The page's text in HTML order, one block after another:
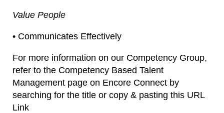
Value People
• Communicates Effectively
For more information on our Competency Group,
refer to the Competency Based Talent
Management page on Encore Connect by
searching for the title or copy & pasting this URL
Link